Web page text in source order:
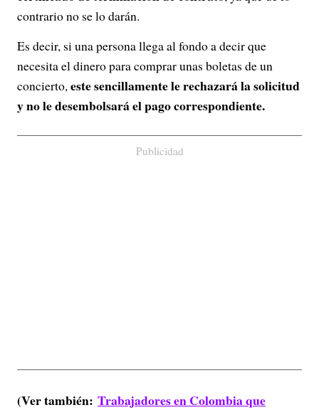
contrario no se lo darán.
Es decir, si una persona llega al fondo a decir que
necesita el dinero para comprar unas boletas de un
concierto,este sencillamente le rechazará la solicitud
y no le desembolsará el pago correspondiente.
Publicidad
(Ver también: Trabajadores en Colombia que